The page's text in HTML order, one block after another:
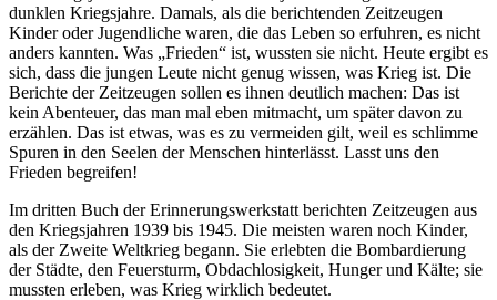
dunklen Kriegsjahre. Damals, als die berichtenden Zeitzeugen
Kinder oder Jugendliche waren, die das Leben so erfuhren, es nicht
anders kannten. Was
Frieden
ist, wussten sie nicht. Heute ergibt es
sich, dass die jungen Leute nicht genug wissen, was Krieg ist. Die
Berichte der Zeitzeugen sollen es ihnen deutlich machen: Das ist
kein Abenteuer, das man mal eben mitmacht, um später davon zu
erzählen. Das ist etwas, was es zu vermeiden gilt, weil es schlimme
Spuren in den Seelen der Menschen hinterlässt. Lasst uns den
Frieden begreifen!
Im dritten Buch der Erinnerungswerkstatt berichten Zeitzeugen aus
den Kriegsjahren 1939 bis 1945. Die meisten waren noch Kinder,
als der Zweite Weltkrieg begann. Sie erlebten die Bombardierung
der Städte, den Feuersturm, Obdachlosigkeit, Hunger und Kälte; sie
mussten erleben, was Krieg wirklich bedeutet.